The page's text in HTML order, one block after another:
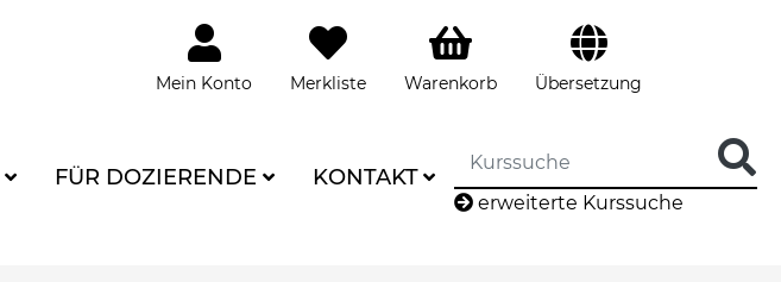
Mein Konto Merkliste Warenkorb Übersetzung
FÜR DOZIERENDE KONTAKT
erweiterte Kurssuche